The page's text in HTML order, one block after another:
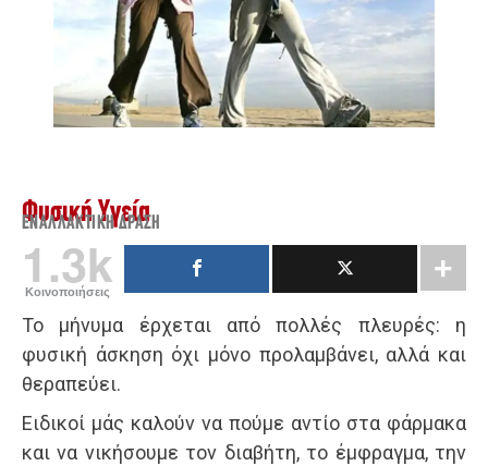
Φυσική Υγεία
ΕΝΑΛΛΑΚΤΙΚΉ ΔΡΆΣΗ
1.3k
Κοινοποιήσεις
Το μήνυμα έρχεται από πολλές πλευρές: η
φυσική άσκηση όχι μόνο προλαμβάνει, αλλά και
θεραπεύει.
Ειδικοί μάς καλούν να πούμε αντίο στα φάρμακα
και να νικήσουμε τον διαβήτη, το έμφραγμα, την